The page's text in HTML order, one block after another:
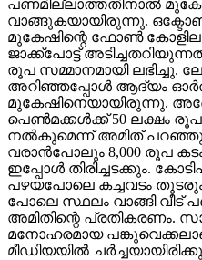
പണമില്ലാത്തതിനാല്‍
വാങ്ങുകയായിരുന്നു.
മുകേഷിന്റെ ഫോണ്‍
ജാക്ക്‌പോട്ട് അടിച്ചതറിയുന്നത്.
രൂപ സമ്മാനമായി ലഭിച്ചു.
അറിഞ്ഞപ്പോള്‍ ആദ്യം
മുകേഷിനെയായിരുന്നു.
പെണ്‍മക്കള്‍ക്ക് 50 ലക്ഷം
നല്‍കുമെന്ന് അമിത് പറഞ്ഞു.
വരാന്‍പോലും 8,000 രൂപ
ഇപ്പോള്‍ തിരിച്ചടക്കും.
പഴയപോലെ കച്ചവടം
പോലെ സ്ഥലം വാങ്ങി വീട്
അമിതിന്റെ പ്രതികരണം.
മനോഹരമായ
മീഡിയയില്‍